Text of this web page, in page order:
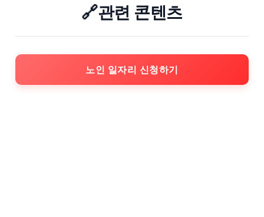
🔗관련 콘텐츠
노인 일자리 신청하기